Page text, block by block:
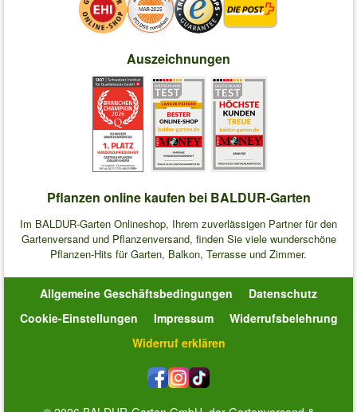
Auszeichnungen
Pflanzen online kaufen bei BALDUR-Garten
Im BALDUR-Garten Onlineshop, Ihrem zuverlässigen Partner für den
Gartenversand und Pflanzenversand, finden Sie viele wunderschöne
Pflanzen-Hits für Garten, Balkon, Terrasse und Zimmer.
Allgemeine Geschäftsbedingungen
Datenschutz
Cookie-Einstellungen
Impressum
Widerrufsbelehrung
Widerruf erklären